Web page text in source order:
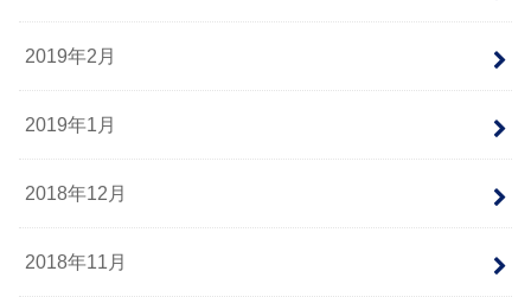
2019年2月
2019年1月
2018年12月
2018年11月